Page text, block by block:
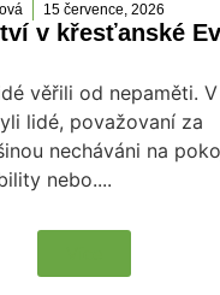
15 července, 2026
v křesťanské
věřili od nepaměti.
lidé, považovaní za
necháváni na
nebo....